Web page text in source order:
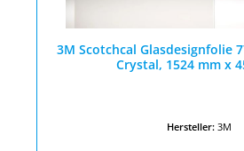
3M Scotchcal Glasdesignfolie
Crystal, 1524 mm x
Hersteller: 3M